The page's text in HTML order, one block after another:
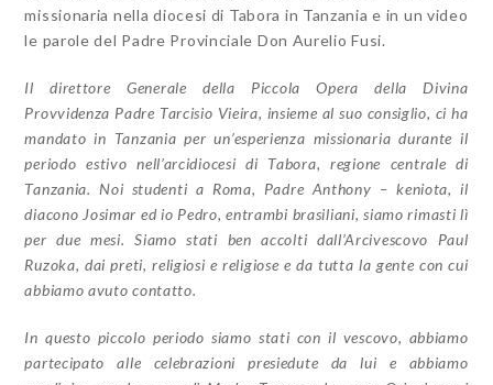
missionaria nella diocesi di Tabora in Tanzania e in un video
le parole del Padre Provinciale Don Aurelio Fusi.
Il direttore Generale della Piccola Opera della Divina
Provvidenza Padre Tarcisio Vieira, insieme al suo consiglio, ci ha
mandato in Tanzania per un’esperienza missionaria durante il
periodo estivo nell’arcidiocesi di Tabora, regione centrale di
Tanzania. Noi studenti a Roma, Padre Anthony – keniota, il
diacono Josimar ed io Pedro, entrambi brasiliani, siamo rimasti lì
per due mesi. Siamo stati ben accolti dall’Arcivescovo Paul
Ruzoka, dai preti, religiosi e religiose e da tutta la gente con cui
abbiamo avuto contatto.
In questo piccolo periodo siamo stati con il vescovo, abbiamo
partecipato alle celebrazioni presiedute da lui e abbiamo